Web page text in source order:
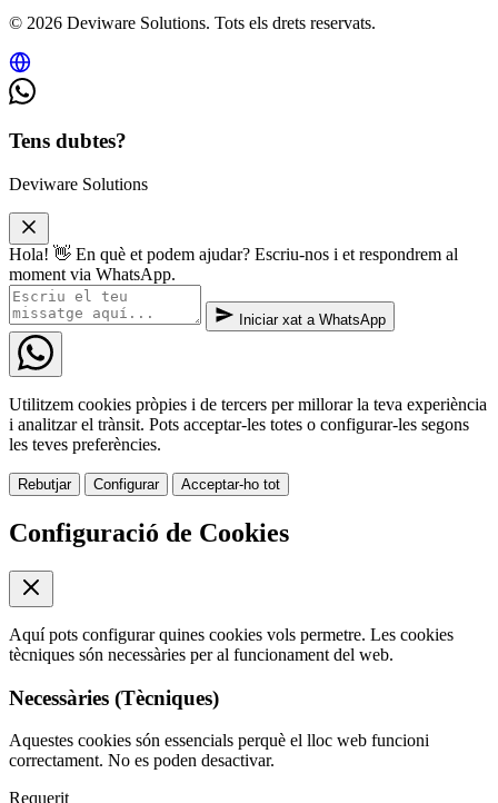
© 2026 Deviware Solutions. Tots els drets reservats.
Tens dubtes?
Deviware Solutions
Hola! 👋 En què et podem ajudar? Escriu-nos i et respondrem al
moment via WhatsApp.
Iniciar xat a WhatsApp
Utilitzem cookies pròpies i de tercers per millorar la teva experiència
i analitzar el trànsit. Pots acceptar-les totes o configurar-les segons
les teves preferències.
Rebutjar Configurar Acceptar-ho tot
Configuració de Cookies
Aquí pots configurar quines cookies vols permetre. Les cookies
tècniques són necessàries per al funcionament del web.
Necessàries (Tècniques)
Aquestes cookies són essencials perquè el lloc web funcioni
correctament. No es poden desactivar.
Requerit